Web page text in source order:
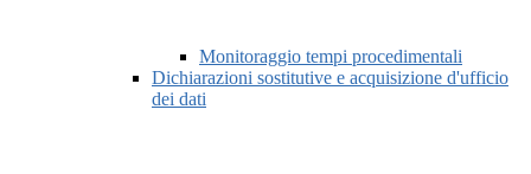
Monitoraggio tempi procedimentali
Dichiarazioni sostitutive e acquisizione d'ufficio
dei dati